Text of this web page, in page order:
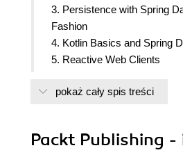
3. Persistence with Spring
Fashion
4. Kotlin Basics and Spring
5. Reactive Web Clients
7. Airline Ticket System
pokaż cały spis treści
Packt Publishing -